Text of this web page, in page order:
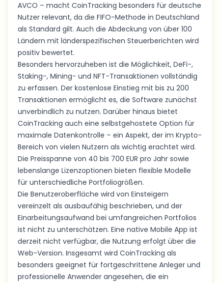
AVCO – macht CoinTracking besonders für deutsche
Nutzer relevant, da die FIFO-Methode in Deutschland
als Standard gilt. Auch die Abdeckung von über 100
Ländern mit länderspezifischen Steuerberichten wird
positiv bewertet.
Besonders hervorzuheben ist die Möglichkeit, DeFi-,
Staking-, Mining- und NFT-Transaktionen vollständig
zu erfassen. Der kostenlose Einstieg mit bis zu 200
Transaktionen ermöglicht es, die Software zunächst
unverbindlich zu nutzen. Darüber hinaus bietet
CoinTracking auch eine selbstgehostete Option für
maximale Datenkontrolle – ein Aspekt, der im Krypto-
Bereich von vielen Nutzern als wichtig erachtet wird.
Die Preisspanne von 40 bis 700 EUR pro Jahr sowie
lebenslange Lizenzoptionen bieten flexible Modelle
für unterschiedliche Portfoliogrößen.
Die Benutzeroberfläche wird von Einsteigern
vereinzelt als ausbaufähig beschrieben, und der
Einarbeitungsaufwand bei umfangreichen Portfolios
ist nicht zu unterschätzen. Eine native Mobile App ist
derzeit nicht verfügbar, die Nutzung erfolgt über die
Web-Version. Insgesamt wird CoinTracking als
besonders geeignet für fortgeschrittene Anleger und
professionelle Anwender angesehen, die ein